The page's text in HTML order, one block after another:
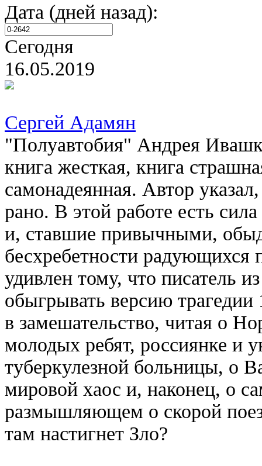
Дата (дней назад):
Сегодня
16.05.2019
Сергей Адамян
"Полуавтобия" Андрея
книга жесткая, книга
самонадеянная. Автор
рано. В этой работе есть
и, ставшие привычными,
бесхребетности
удивлен тому, что писатель
обыгрывать версию
в замешательство, читая о
молодых ребят, россиянке и
туберкулезной больницы, о
мировой хаос и, наконец, о
размышляющем о скорой
там настигнет Зло?